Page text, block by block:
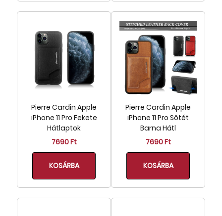
Pierre Cardin Apple
iPhone 11 Pro Fekete
Hátlaptok
7690 Ft
KOSÁRBA
Pierre Cardin Apple
iPhone 11 Pro Sötét
Barna Hátl
7690 Ft
KOSÁRBA